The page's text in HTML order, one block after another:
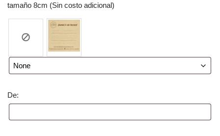
tamaño 8cm (Sin costo adicional)
De: